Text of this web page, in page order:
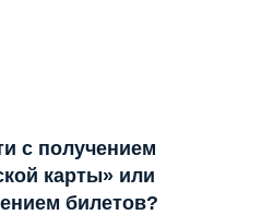
с получением
карты» или
билетов?